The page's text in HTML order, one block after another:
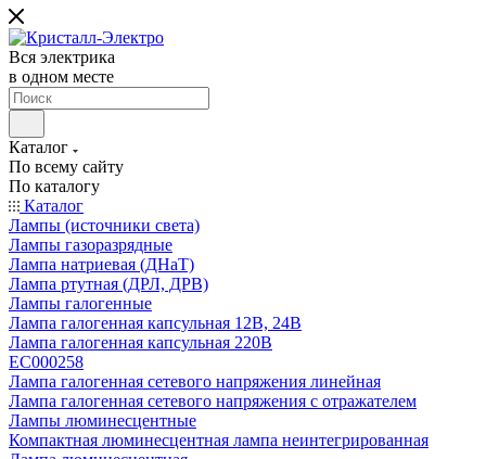
Вся электрика
в одном месте
Каталог
По всему сайту
По каталогу
Каталог
Лампы (источники света)
Лампы газоразрядные
Лампа натриевая (ДНаТ)
Лампа ртутная (ДРЛ, ДРВ)
Лампы галогенные
Лампа галогенная капсульная 12В, 24В
Лампа галогенная капсульная 220В
EC000258
Лампа галогенная сетевого напряжения линейная
Лампа галогенная сетевого напряжения с отражателем
Лампы люминесцентные
Компактная люминесцентная лампа неинтегрированная